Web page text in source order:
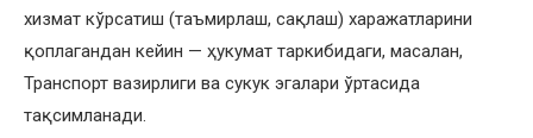
хизмат кўрсатиш (таъмирлаш, сақлаш) харажатларини
қоплагандан кейин — ҳукумат таркибидаги, масалан,
Транспорт вазирлиги ва сукук эгалари ўртасида
тақсимланади.